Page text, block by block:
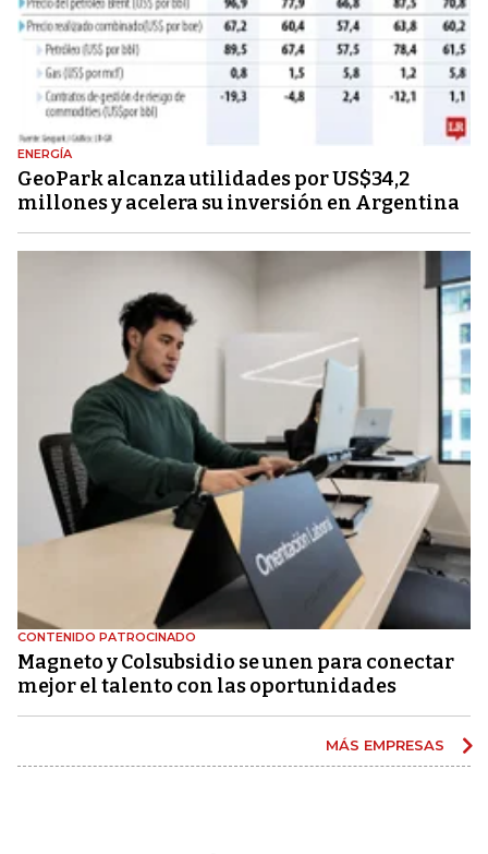
ENERGÍA
GeoPark alcanza utilidades por US$34,2
millones y acelera su inversión en Argentina
CONTENIDO PATROCINADO
Magneto y Colsubsidio se unen para conectar
mejor el talento con las oportunidades
MÁS EMPRESAS